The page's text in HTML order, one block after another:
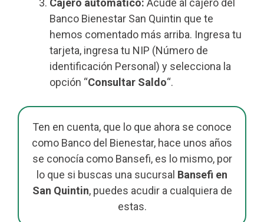
Banco Bienestar San Quintin que te
hemos comentado más arriba. Ingresa tu
tarjeta, ingresa tu NIP (Número de
identificación Personal) y selecciona la
opción “Consultar Saldo“.
Ten en cuenta, que lo que ahora se conoce
como Banco del Bienestar, hace unos años
se conocía como Bansefi, es lo mismo, por
lo que si buscas una sucursal Bansefi en
San Quintin, puedes acudir a cualquiera de
estas.